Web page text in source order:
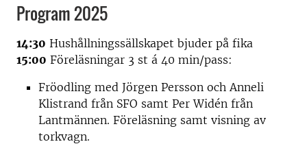
Program 2025
14:30 Hushållningssällskapet bjuder på fika
15:00 Föreläsningar 3 st á 40 min/pass:
Fröodling med Jörgen Persson och Anneli
Klistrand från SFO samt Per Widén från
Lantmännen. Föreläsning samt visning av
torkvagn.